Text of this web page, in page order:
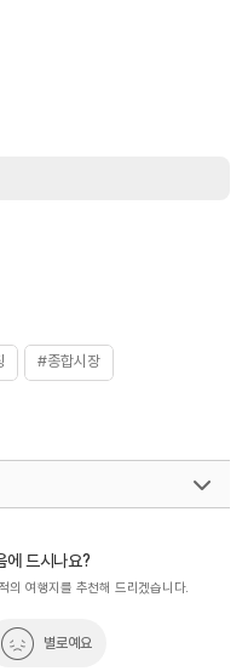
#종합시장
738-3425
에 드시나요?
의 여행지를 추천해 드리겠습니다.
별로예요